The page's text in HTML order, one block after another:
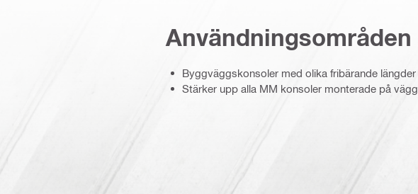
Användningsområden
Byggväggskonsoler med olika fribärande längder
Stärker upp alla MM konsoler monterade på vägg